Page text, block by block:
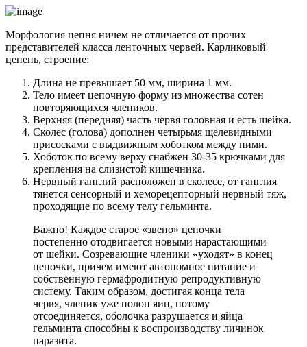
Морфология цепня ничем не отличается от прочих
представителей класса ленточных червей. Карликовый
цепень, строение:
Длина не превышает 50 мм, ширина 1 мм.
Тело имеет цепочную форму из множества сотен
повторяющихся члеников.
Верхняя (передняя) часть червя головная и есть шейка.
Сколес (голова) дополнен четырьмя щелевидными
присосками с выдвижным хоботком между ними.
Хоботок по всему верху снабжен 30-35 крючками для
крепления на слизистой кишечника.
Нервный ганглий расположен в сколесе, от ганглия
тянется сенсорный и хеморецепторный нервный тяж,
проходящие по всему телу гельминта.
Важно! Каждое старое «звено» цепочки
постепенно отодвигается новыми нарастающими
от шейки. Созревающие членики «уходят» в конец
цепочки, причем имеют автономное питание и
собственную гермафродитную репродуктивную
систему. Таким образом, достигая конца тела
червя, членик уже полон яиц, потому
отсоединяется, оболочка разрушается и яйца
гельминта способны к воспроизводству личинок
паразита.